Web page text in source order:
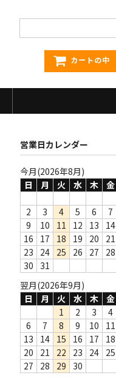
カートの中
営業日カレンダー
今月(2026年8月)
日
月 火 水 木 金
2
3 4 5 6 7
9
10 11 12 13 14
16
17 18 19 20 21
23
24 25 26 27 28
30
31
翌月(2026年9月)
日
月 火 水 木 金
1
2 3 4
6
7 8 9 10 11
13
14 15 16 17 18
20
21 22 23 24 25
27
28 29
30